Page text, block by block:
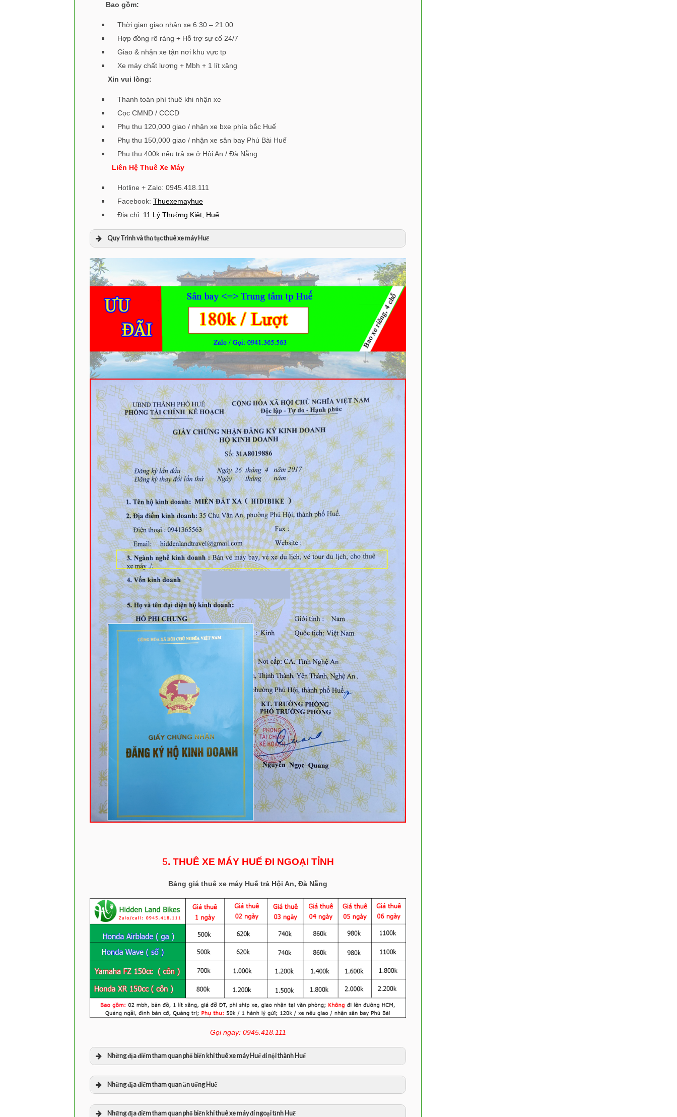
Bao gồm:
Thời gian giao nhận xe 6:30 – 21:00
Hợp đồng rõ ràng + Hỗ trợ sự cố 24/7
Giao & nhận xe tận nơi khu vực tp
Xe máy chất lượng + Mbh + 1 lít xăng
Xin vui lòng:
Thanh toán phí thuê khi nhận xe
Cọc CMND / CCCD
Phụ thu 120,000 giao / nhận xe bxe phía bắc Huế
Phụ thu 150,000 giao / nhận xe sân bay Phú Bài Huế
Phụ thu 400k nếu trả xe ở Hội An / Đà Nẵng
Liên Hệ Thuê Xe Máy
Hotline + Zalo: 0945.418.111
Facebook: Thuexemayhue
Địa chỉ: 11 Lý Thường Kiệt, Huế
Quy Trình và thủ tục thuê xe máy Huế
Bạn sẽ liên hệ với Cty qua điện thoại, Zalo, facebook, chat trên website
Sau khi thống nhất loại xe và MBH, NV sẽ giao xe tận nơi cho bạn theo lịch hẹn.
Hai bên sẽ thực hiện ký hợp đồngthuê xe máy Huế.
Bạn sẽ thanh toán phí thuê xe trực tiếp cho nhân viên bên cty khi nhận xe.
Công ty sẽ giữ cọc 1 cmnd và trả lại bạn khi nhận lại xe
Nhân viên sẽ giữ hoặc vân chuyển hành lý đi Đà Nẵng / Hội An giúp anh chị nếu có
Trước 10 giờ tối, bạn sẽ trả xe và nhận lại cọc
Trường hợp bạn muốn thuê thêm vui lòng liên hệ C.ty để được sắp xếp gia hạn hợp
đồng
5. THUÊ XE MÁY HUẾ ĐI NGOẠI TỈNH
Bảng giá thuê xe máy Huế trả Hội An, Đà Nẵng
Gọi ngay: 0945.418.111
Những địa điểm tham quan phổ biến khi thuê xe máy Huế đi nội thành Huế
Những địa điểm tham quan ăn uống Huế
Những địa điểm tham quan phổ biến khi thuê xe máy đi ngoại tỉnh Huế